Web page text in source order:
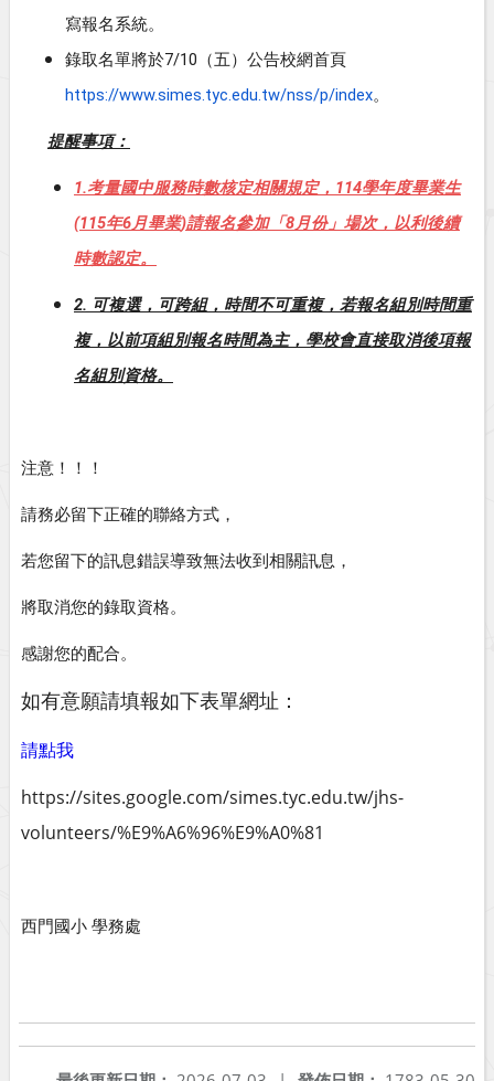
寫報名系統。
錄取名單將於7/10 （五）公告校網首頁
https://www.simes.tyc.edu.tw/nss/p/index。
提醒事項：
1.考量國中服務時數核定相關規定， 114學年度畢業生
(115年6月畢業)請報名參加「8月份」場次，以利後續
時數認定。
2. 可複選，可跨組，時間不可重複，若報名組別時間重
複，以前項組別報名時間為主，學校會直接取消後項報
名組別資格。
注意！！！
請務必留下正確的聯絡方式，
若您留下的訊息錯誤導致無法收到相關訊息，
將取消您的錄取資格。
感謝您的配合。
如有意願請填報如下表單網址：
請點我
https://sites.google.com/simes.tyc.edu.tw/jhs-
volunteers/%E9%A6%96%E9%A0%81
西門國小 學務處